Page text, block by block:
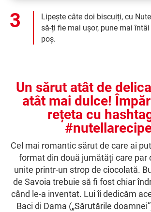
Lipește câte doi biscuiți, cu
să-ți fie mai ușor, pune mai
poș.
Un sărut atât de
atât mai dulce!
rețeta cu
Cel mai romantic sărut de care ai
format din două jumătăți care par
unite printr-un strop de ciocolată.
de Savoia trebuie să fi fost chiar
când le-a inventat. Lui îi dedicăm
Baci di Dama („Sărutările